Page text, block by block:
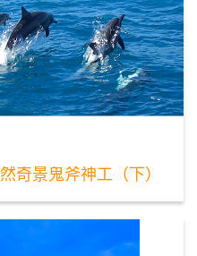
奇景鬼斧神工（下）